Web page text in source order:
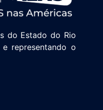
do Estado do Rio
representando o